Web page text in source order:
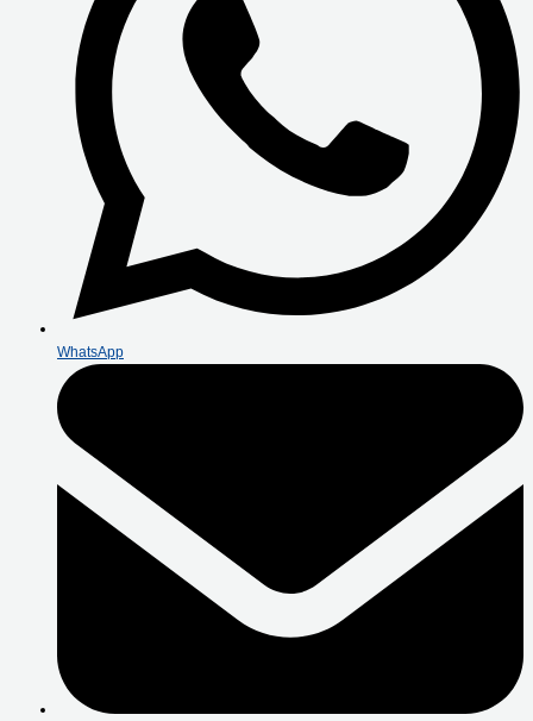
WhatsApp